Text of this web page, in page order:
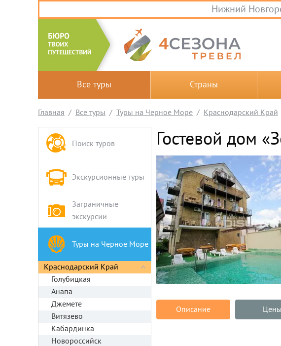
Нижний
Все туры Страны
Главная Все туры Туры на Черное Море Краснодарский Край
Поиск туров
Экскурсионные туры
Заграничные
экскурсии
Туры на Черное Море
Краснодарский Край
Голубицкая
Анапа
Джемете
Витязево
Кабардинка
Новороссийск
Гостевой дом
Описание Цены